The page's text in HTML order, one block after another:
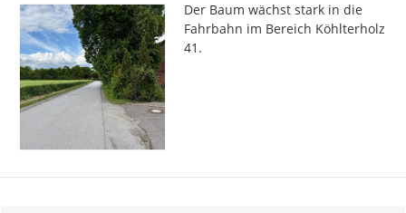
Der Baum wächst stark in die
Fahrbahn im Bereich Köhlterholz
41.